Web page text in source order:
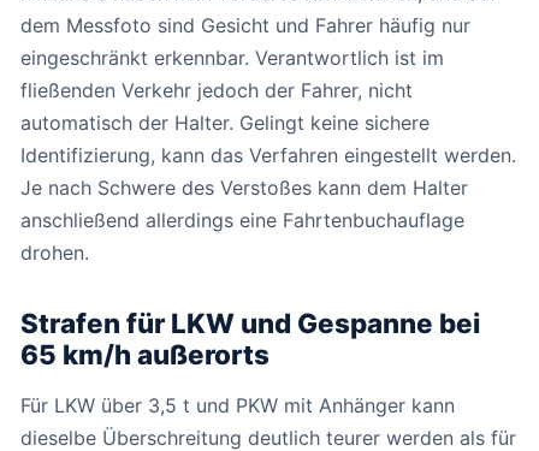
dem Messfoto sind Gesicht und Fahrer häufig nur
eingeschränkt erkennbar. Verantwortlich ist im
fließenden Verkehr jedoch der Fahrer, nicht
automatisch der Halter. Gelingt keine sichere
Identifizierung, kann das Verfahren eingestellt werden.
Je nach Schwere des Verstoßes kann dem Halter
anschließend allerdings eine Fahrtenbuchauflage
drohen.
Strafen für LKW und Gespanne bei
65 km/h außerorts
Für LKW über 3,5 t und PKW mit Anhänger kann
dieselbe Überschreitung deutlich teurer werden als für